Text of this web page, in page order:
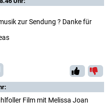
zur Sendung ? Danke für
Film mit Melissa Joan